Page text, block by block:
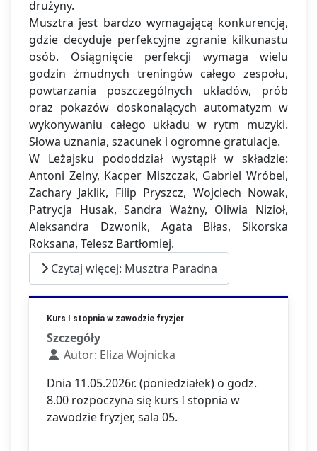
drużyny.
Musztra jest bardzo wymagającą konkurencją,
gdzie decyduje perfekcyjne zgranie kilkunastu
osób. Osiągnięcie perfekcji wymaga wielu
godzin żmudnych treningów całego zespołu,
powtarzania poszczególnych układów, prób
oraz pokazów doskonalących automatyzm w
wykonywaniu całego układu w rytm muzyki.
Słowa uznania, szacunek i ogromne gratulacje.
W Leżajsku pododdział wystąpił w składzie:
Antoni Zelny, Kacper Miszczak, Gabriel Wróbel,
Zachary Jaklik, Filip Pryszcz, Wojciech Nowak,
Patrycja Husak, Sandra Ważny, Oliwia Nizioł,
Aleksandra Dzwonik, Agata Biłas, Sikorska
Roksana, Telesz Bartłomiej.
Czytaj więcej: Musztra Paradna
Kurs I stopnia w zawodzie fryzjer
Szczegóły
Autor: Eliza Wojnicka
Dnia 11.05.2026r. (poniedziałek) o godz.
8.00 rozpoczyna się kurs I stopnia w
zawodzie fryzjer, sala 05.